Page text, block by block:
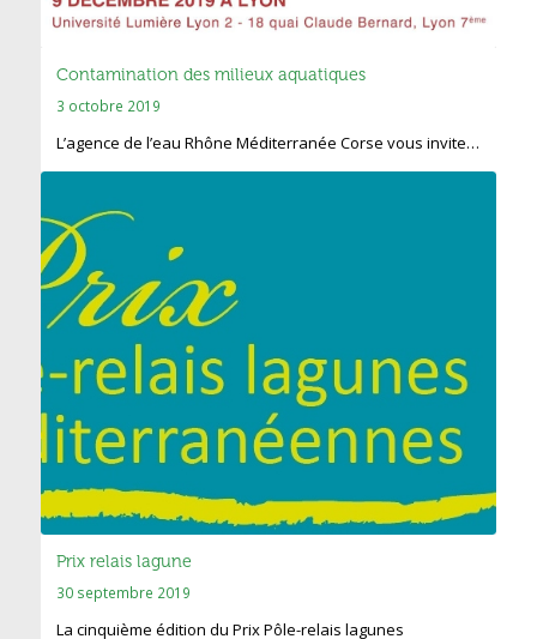
Contamination des milieux aquatiques
3 octobre 2019
L’agence de l’eau Rhône Méditerranée Corse vous invite…
Prix relais lagune
30 septembre 2019
La cinquième édition du Prix Pôle-relais lagunes